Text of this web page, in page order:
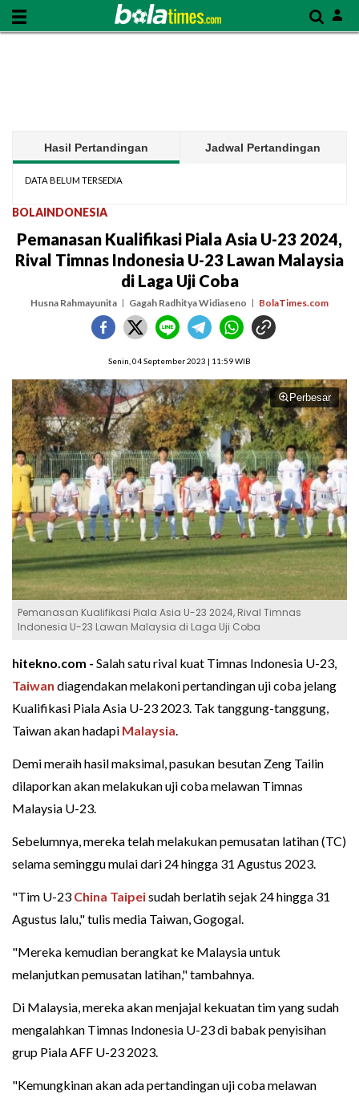
Hasil Pertandingan Jadwal Pertandingan
DATA BELUM TERSEDIA
BOLAINDONESIA
Pemanasan Kualifikasi Piala Asia U-23 2024,
Rival Timnas Indonesia U-23 Lawan Malaysia
di Laga Uji Coba
Husna Rahmayunita Gagah Radhitya Widiaseno BolaTimes.com
Senin, 04 September 2023 | 11:59 WIB
Perbesar
Pemanasan Kualifikasi Piala Asia U-23 2024, Rival Timnas
Indonesia U-23 Lawan Malaysia di Laga Uji Coba
hitekno.com - Salah satu rival kuat Timnas Indonesia U-23,
Taiwan diagendakan melakoni pertandingan uji coba jelang
Kualifikasi Piala Asia U-23 2023. Tak tanggung-tanggung,
Taiwan akan hadapi Malaysia.
Demi meraih hasil maksimal, pasukan besutan Zeng Tailin
dilaporkan akan melakukan uji coba melawan Timnas
Malaysia U-23.
Sebelumnya, mereka telah melakukan pemusatan latihan (TC)
selama seminggu mulai dari 24 hingga 31 Agustus 2023.
"Tim U-23 China Taipeisudah berlatih sejak 24 hingga 31
Agustus lalu," tulis media Taiwan, Gogogal.
"Mereka kemudian berangkat ke Malaysia untuk
melanjutkan pemusatan latihan," tambahnya.
Di Malaysia, mereka akan menjajal kekuatan tim yang sudah
mengalahkan Timnas Indonesia U-23 di babak penyisihan
grup Piala AFF U-23 2023.
"Kemungkinan akan ada pertandingan uji coba melawan